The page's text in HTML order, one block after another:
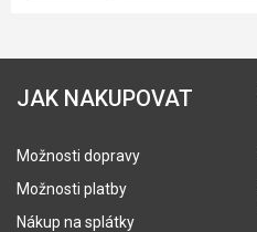
JAK NAKUPOVAT
Možnosti dopravy
Možnosti platby
Nákup na splátky